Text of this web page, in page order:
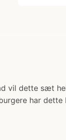
vil dette
har